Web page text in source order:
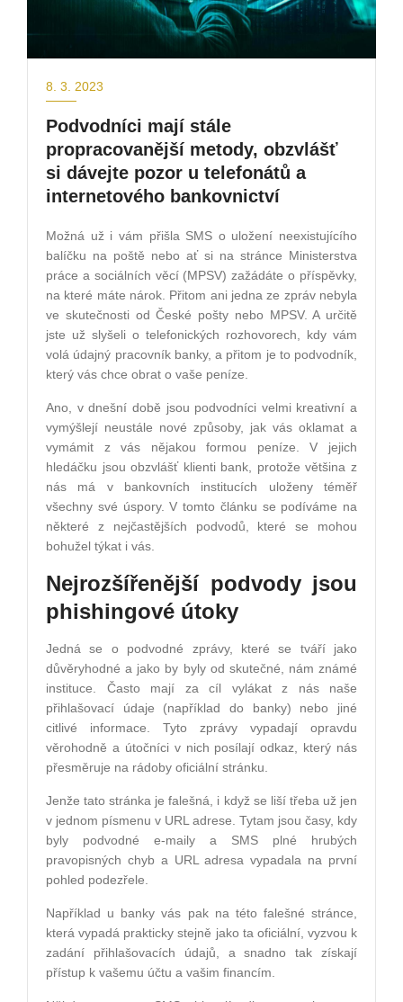
8. 3. 2023
Podvodníci mají stále
propracovanější metody, obzvlášť
si dávejte pozor u telefonátů a
internetového bankovnictví
Možná už i vám přišla SMS o uložení neexistujícího
balíčku na poště nebo ať si na stránce Ministerstva
práce a sociálních věcí (MPSV) zažádáte o příspěvky,
na které máte nárok. Přitom ani jedna ze zpráv nebyla
ve skutečnosti od České pošty nebo MPSV. A určitě
jste už slyšeli o telefonických rozhovorech, kdy vám
volá údajný pracovník banky, a přitom je to podvodník,
který vás chce obrat o vaše peníze.
Ano, v dnešní době jsou podvodníci velmi kreativní a
vymýšlejí neustále nové způsoby, jak vás oklamat a
vymámit z vás nějakou formou peníze. V jejich
hledáčku jsou obzvlášť klienti bank, protože většina z
nás má v bankovních institucích uloženy téměř
všechny své úspory. V tomto článku se podíváme na
některé z nejčastějších podvodů, které se mohou
bohužel týkat i vás.
Nejrozšířenější podvody jsou
phishingové útoky
Jedná se o podvodné zprávy, které se tváří jako
důvěryhodné a jako by byly od skutečné, nám známé
instituce. Často mají za cíl vylákat z nás naše
přihlašovací údaje (například do banky) nebo jiné
citlivé informace. Tyto zprávy vypadají opravdu
věrohodně a útočníci v nich posílají odkaz, který nás
přesměruje na rádoby oficiální stránku.
Jenže tato stránka je falešná, i když se liší třeba už jen
v jednom písmenu v URL adrese. Tytam jsou časy, kdy
byly podvodné e-maily a SMS plné hrubých
pravopisných chyb a URL adresa vypadala na první
pohled podezřele.
Například u banky vás pak na této falešné stránce,
která vypadá prakticky stejně jako ta oficiální, vyzvou k
zadání přihlašovacích údajů, a snadno tak získají
přístup k vašemu účtu a vašim financím.